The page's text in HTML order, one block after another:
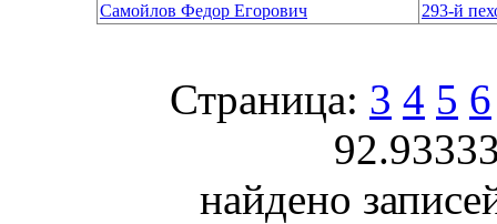
Самойлов Федор Егорович
293-й
Страница: 3 4 5 6
найдено